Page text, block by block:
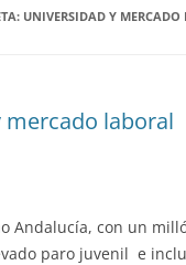
UNIVERSIDAD Y MERCADO
mercado laboral
Andalucía, con un
paro juvenil e